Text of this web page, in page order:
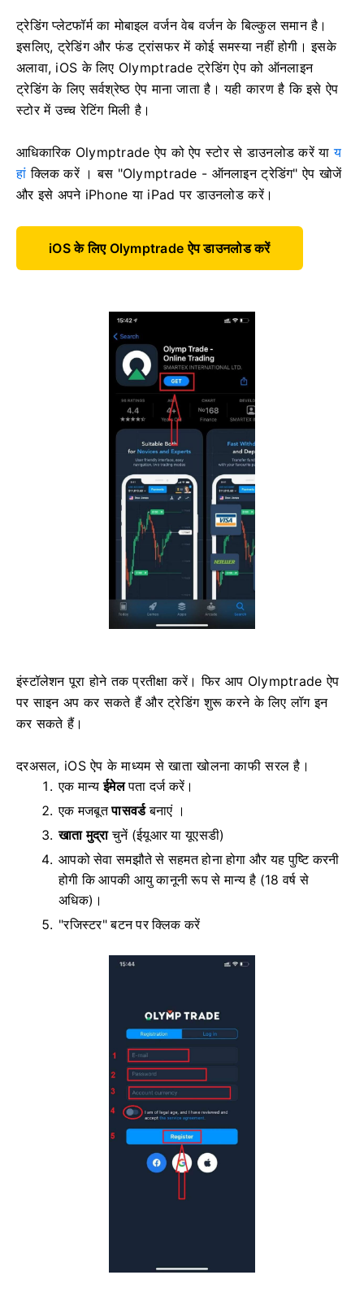
ट्रेडिंग प्लेटफॉर्म का मोबाइल वर्जन वेब वर्जन के बिल्कुल समान है।
इसलिए, ट्रेडिंग और फंड ट्रांसफर में कोई समस्या नहीं होगी। इसके
अलावा, iOS के लिए Olymptrade ट्रेडिंग ऐप को ऑनलाइन
ट्रेडिंग के लिए सर्वश्रेष्ठ ऐप माना जाता है। यही कारण है कि इसे ऐप
स्टोर में उच्च रेटिंग मिली है।
आधिकारिक Olymptrade ऐप को ऐप स्टोर से डाउनलोड करें याय
हां क्लिक करें । बस "Olymptrade - ऑनलाइन ट्रेडिंग" ऐप खोजें
और इसे अपने iPhone या iPad पर डाउनलोड करें।
iOS के लिए Olymptrade ऐप डाउनलोड करें
इंस्टॉलेशन पूरा होने तक प्रतीक्षा करें। फिर आप Olymptrade ऐप
पर साइन अप कर सकते हैं और ट्रेडिंग शुरू करने के लिए लॉग इन
कर सकते हैं।
दरअसल, iOS ऐप के माध्यम से खाता खोलना काफी सरल है।
एक मान्यईमेलपता दर्ज करें।
एक मजबूतपासवर्डबनाएं ।
खाता मुद्राचुनें (ईयूआर या यूएसडी)
आपको सेवा समझौते से सहमत होना होगा और यह पुष्टि करनी
होगी कि आपकी आयु कानूनी रूप से मान्य है (18 वर्ष से
अधिक)।
"रजिस्टर" बटन पर क्लिक करें